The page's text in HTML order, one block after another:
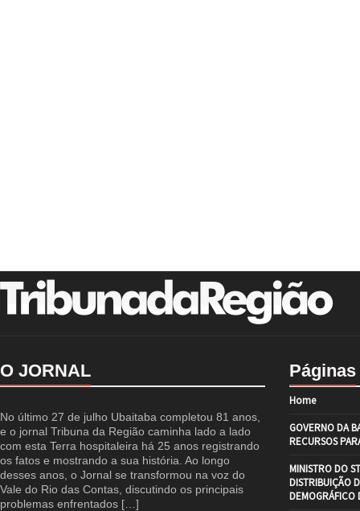
O JORNAL
No último 27 de julho Ubaitaba completou 81 anos,
e o jornal Tribuna da Região caminha lado a lado
com esta Terra hospitaleira há 25 anos registrando
os fatos e mostrando a sua história. Ao longo
desses anos, o Jornal se transformou na voz do
Vale do Rio das Contas, discutindo os principais
problemas enfrentados […]
Páginas
Home
GOVERNO DA
RECURSOS
MINISTRO DO
DISTRIBUIÇÃO
DEMOGRÁFICO